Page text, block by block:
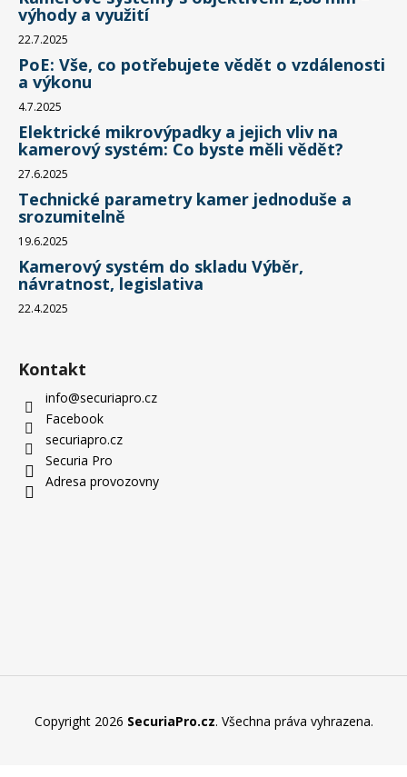
výhody a využití
22.7.2025
PoE: Vše, co potřebujete vědět o vzdálenosti
a výkonu
4.7.2025
Elektrické mikrovýpadky a jejich vliv na
kamerový systém: Co byste měli vědět?
27.6.2025
Technické parametry kamer jednoduše a
srozumitelně
19.6.2025
Kamerový systém do skladu Výběr,
návratnost, legislativa
22.4.2025
Kontakt
info@securiapro.cz
Facebook
securiapro.cz
Securia Pro
Adresa provozovny
Copyright 2026 SecuriaPro.cz. Všechna práva vyhrazena.